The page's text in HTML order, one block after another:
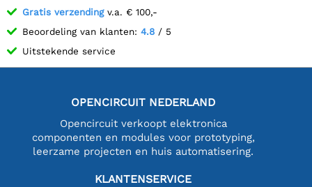
Gratis verzendingv.a. € 100,-
Beoordeling van klanten: 4.8 / 5
Uitstekende service
OPENCIRCUIT NEDERLAND
Opencircuit verkoopt elektronica
componenten en modules voor prototyping,
leerzame projecten en huis automatisering.
KLANTENSERVICE